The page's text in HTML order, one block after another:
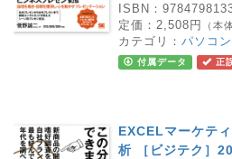
ISBN：
定価： 2,508円 （本
カテゴリ： パソコ
付属データ 正
EXCELマーケテ
析 ［ビジテク］